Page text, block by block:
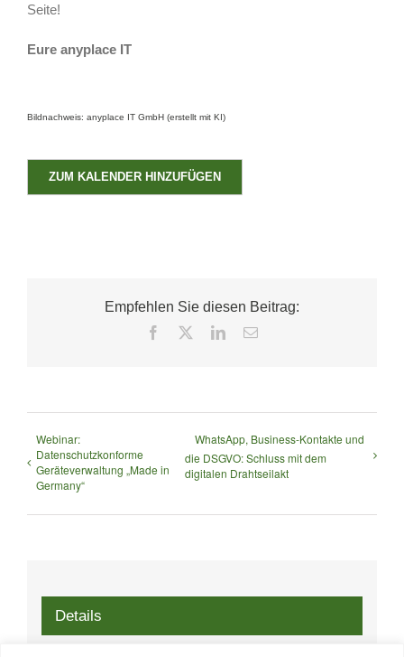
Seite!
Eure anyplace IT
Bildnachweis: anyplace IT GmbH (erstellt mit KI)
ZUM KALENDER HINZUFÜGEN
Empfehlen Sie diesen Beitrag:
Facebook LinkedIn
E-
Webinar:
Datenschutzkonforme
Geräteverwaltung „Made in
Germany“
WhatsApp, Business-Kontakte und
die DSGVO: Schluss mit dem
digitalen Drahtseilakt
Details